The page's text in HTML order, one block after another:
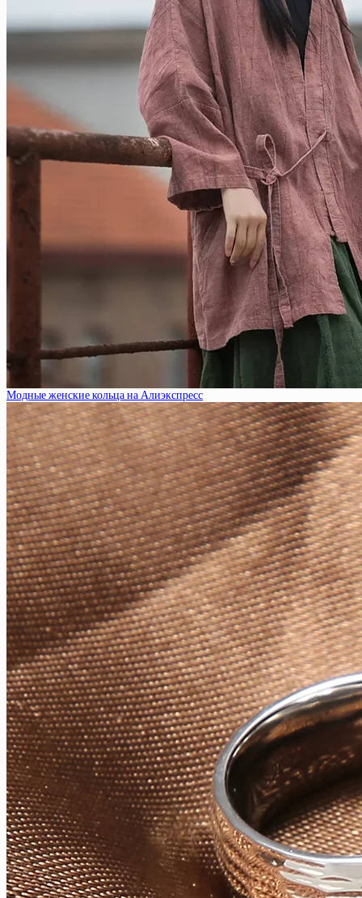
Модные женские кольца на Алиэкспресс